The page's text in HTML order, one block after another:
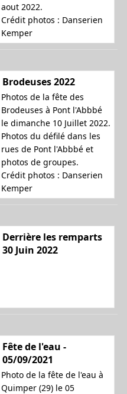
a
aout 2022.
Crédit photos : Danserien
Kemper
Brodeuses 2022
Photos de la fête des
Brodeuses à Pont l'Abbbé
le dimanche 10 Juillet 2022.
Photos du défilé dans les
rues de Pont l'Abbbé et
photos de groupes.
Crédit photos : Danserien
Kemper
Derrière les remparts
30 Juin 2022
Fête de l'eau -
05/09/2021
Photo de la fête de l'eau à
Quimper (29) le 05